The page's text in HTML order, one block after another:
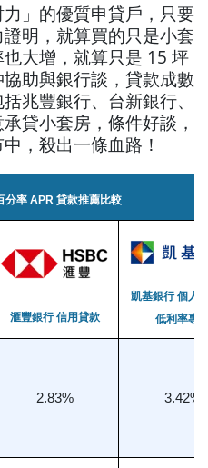
」的優質申貸戶，只要
明，就算買的只是小套
大增，就算只是 15 坪
助與銀行談，貸款成數
兆豐銀行、台新銀行、
貸小套房，條件好談，
，殺出一條血路！
分率 APR 貸款推薦比較
滙豐銀行 信用貸款
凱基銀行 個人
低利率專
2.83% 3.42%